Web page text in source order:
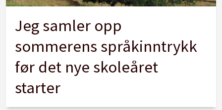
Jeg samler opp
sommerens språkinntrykk
før det nye skoleåret
starter